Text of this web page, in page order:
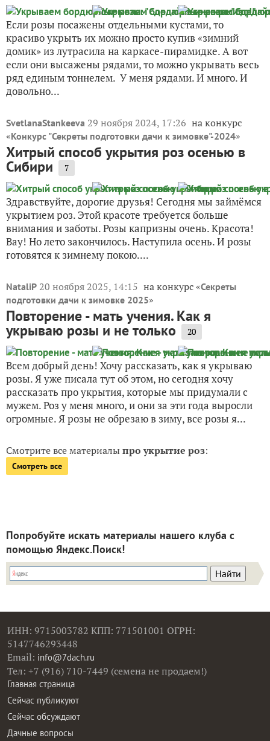
Если розы посажены отдельными кустами, то
красиво укрыть их можно просто купив «зимний
домик» из лутрасила на каркасе-пирамидке. А вот
если они высажены рядами, то можно укрывать весь
ряд единым тоннелем. У меня рядами. И много. И
довольно...
SvetlanaStankeeva 29 ноября 2024, 17:26 на конкурс
«Конкурс "Секреты подготовки дачи к зимовке"-2024»
Хитрый способ укрытия роз осенью в
Сибири 7
Здравствуйте, дорогие друзья! Сегодня мы займёмся
укрытием роз. Этой красоте требуется больше
внимания и заботы. Розы капризны очень. Красота!
Вау! Но лето закончилось. Наступила осень. И розы
готовятся к зимнему покою....
NataliP 20 ноября 2025, 14:15 на конкурс «Секреты
подготовки дачи к зимовке 2025»
Повторение - мать учения. Как я
укрываю розы и не только 20
Всем добрый день! Хочу рассказать, как я укрываю
розы. Я уже писала тут об этом, но сегодня хочу
рассказать про укрытия, которые мы придумали с
мужем. Роз у меня много, и они за эти года выросли
огромные. Я розы не обрезаю в зиму, все розы я...
Смотрите все материалыпро укрытие роз:
Смотреть все
Попробуйте искать материалы нашего клуба с
помощью Яндекс.Поиск!
ИНН: 9715003782 КПП: 771501001 ОГРН:
5147746293448
Email: info@7dach.ru
Тел: +7 (916) 710-7449 (семена не продаем!)
Главная страница
Сейчас публикуют
Сейчас обсуждают
Дачные вопросы